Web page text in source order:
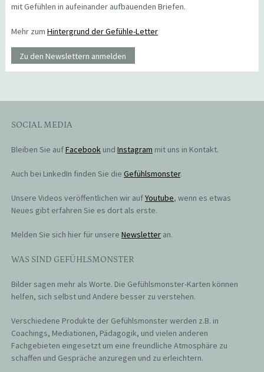
mit Gefühlen in aufeinander aufbauenden Briefen.
Mehr zum Hintergrund der Gefühle-Letter
Zu den Newslettern anmelden
SOCIAL MEDIA
Bleiben Sie aufFacebookund Instagram mit uns in Kontakt.
Auch bei LinkedIn finden Sie die Gefühlsmonster.
Unsere Videos veröffentlichen wir aufYoutube, wenn es etwas
Neues gibt erfahren Sie es dort als erste.
Melden Sie sich hier für unsere Newsletteran.
WAS SIND GEFÜHLSMONSTER
Bilder sagen mehr als Worte. Die Gefühlsmonster-Karten können
helfen, sich selbst und Andere besser zu verstehen.
Verschiedene Produkte der Gefühlsmonster werden z.B. in
Coachings, Mediationen, Pädagogik, und vielen anderen
Fachgebieten eingesetzt um eine freundliche Atmosphäre zu
schaffen und Gespräche anzuregen und zu erleichtern.